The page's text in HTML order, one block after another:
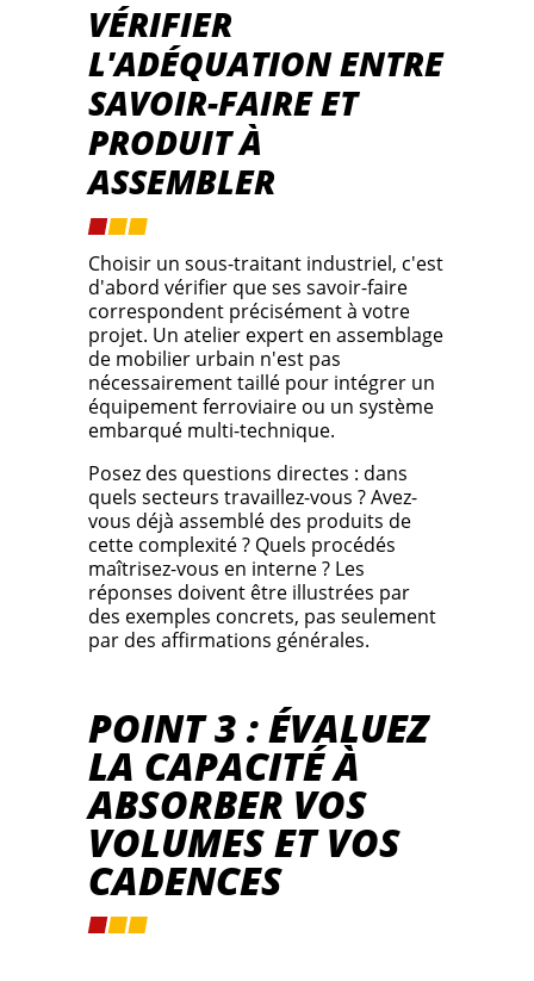
VÉRIFIER
L'ADÉQUATION ENTRE
SAVOIR-FAIRE ET
PRODUIT À
ASSEMBLER
Choisir un sous-traitant industriel, c'est
d'abord vérifier que ses savoir-faire
correspondent précisément à votre
projet. Un atelier expert en assemblage
de mobilier urbain n'est pas
nécessairement taillé pour intégrer un
équipement ferroviaire ou un système
embarqué multi-technique.
Posez des questions directes : dans
quels secteurs travaillez-vous ? Avez-
vous déjà assemblé des produits de
cette complexité ? Quels procédés
maîtrisez-vous en interne ? Les
réponses doivent être illustrées par
des exemples concrets, pas seulement
par des affirmations générales.
POINT 3 : ÉVALUEZ
LA CAPACITÉ À
ABSORBER VOS
VOLUMES ET VOS
CADENCES